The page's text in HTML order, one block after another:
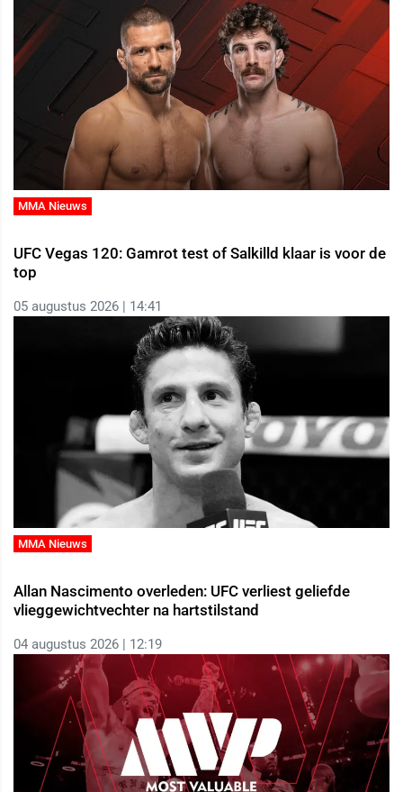
MMA Nieuws
UFC Vegas 120: Gamrot test of Salkilld klaar is voor de
top
05 augustus 2026 | 14:41
MMA Nieuws
Allan Nascimento overleden: UFC verliest geliefde
vlieggewichtvechter na hartstilstand
04 augustus 2026 | 12:19